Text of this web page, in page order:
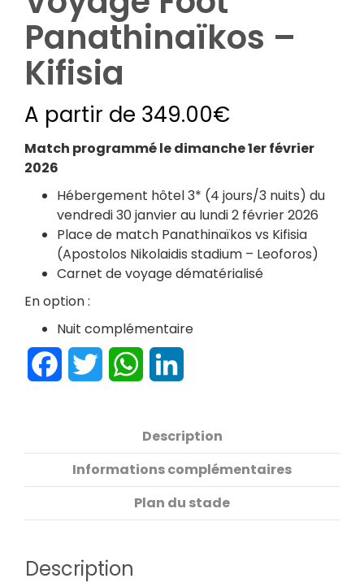
Panathinaïkos –
Kifisia
A partir de 349.00€
Match programmé le dimanche 1er février
2026
Hébergement hôtel 3* (4 jours/3 nuits) du
vendredi 30 janvier au lundi 2 février 2026
Place de match Panathinaïkos vs Kifisia
(Apostolos Nikolaidis stadium – Leoforos)
Carnet de voyage dématérialisé
En option :
Nuit complémentaire
FacebookTwitter WhatsApp
Description
Informations complémentaires
Plan du stade
Description